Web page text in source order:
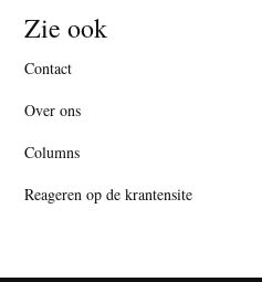
Zie ook
Contact
Over ons
Columns
Reageren op de krantensite